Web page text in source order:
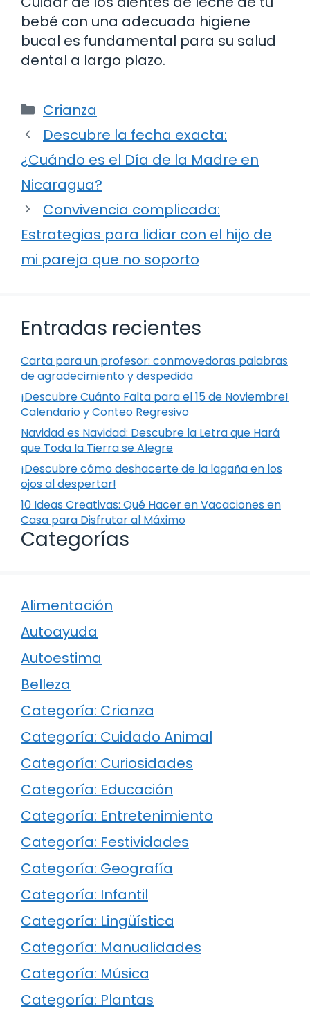
bebé con una adecuada higiene
bucal es fundamental para su salud
dental a largo plazo.
Categorías
Crianza
Descubre la fecha exacta:
¿Cuándo es el Día de la Madre en
Nicaragua?
Convivencia complicada:
Estrategias para lidiar con el hijo de
mi pareja que no soporto
Entradas recientes
Carta para un profesor: conmovedoras palabras
de agradecimiento y despedida
¡Descubre Cuánto Falta para el 15 de Noviembre!
Calendario y Conteo Regresivo
Navidad es Navidad: Descubre la Letra que Hará
que Toda la Tierra se Alegre
¡Descubre cómo deshacerte de la lagaña en los
ojos al despertar!
10 Ideas Creativas: Qué Hacer en Vacaciones en
Casa para Disfrutar al Máximo
Categorías
Alimentación
Autoayuda
Autoestima
Belleza
Categoría: Crianza
Categoría: Cuidado Animal
Categoría: Curiosidades
Categoría: Educación
Categoría: Entretenimiento
Categoría: Festividades
Categoría: Geografía
Categoría: Infantil
Categoría: Lingüística
Categoría: Manualidades
Categoría: Música
Categoría: Plantas